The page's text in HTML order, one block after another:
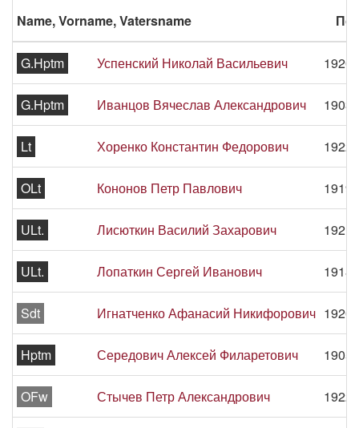
Name, Vorname, Vatersname
G.Hptm Успенский Николай Васильевич 1920
G.Hptm Иванцов Вячеслав Александрович 1903
Lt Хоренко Константин Федорович 1922
OLt Кононов Петр Павлович 1919
ULt. Лисюткин Василий Захарович 1921
ULt. Лопаткин Сергей Иванович 1918
Sdt Игнатченко Афанасий Никифорович 1920
Hptm Середович Алексей Филаретович 1905
OFw Стычев Петр Александрович 1922